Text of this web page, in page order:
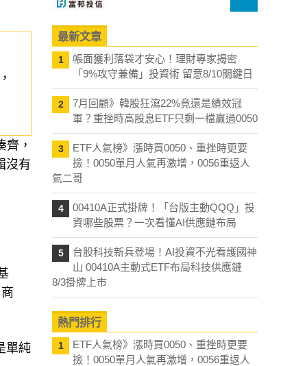
，
沒有
單純
最新文章
1
帳面獲利落袋才安心！理財專家揭密
「9%攻守兼備」投資術 留意8/10關鍵日
2
7月回顧》韓股狂瀉22%竟還是績效冠
軍？重挫時高股息ETF只剩一檔贏過0050
3
ETF人氣榜》漲時買0050、重挫時更要
撿！0050單月人氣再激增，0056重返人
氣二哥
4
00410A正式掛牌！「台版主動QQQ」投
資哪些股票？一次看懂AI供應鏈布局
5
台股科技新兵登場！AI投資不光看護國神
山 00410A主動式ETF布局科技供應鏈
8/3掛牌上市
熱門排行
1
ETF人氣榜》漲時買0050、重挫時更要
撿！0050單月人氣再激增，0056重返人